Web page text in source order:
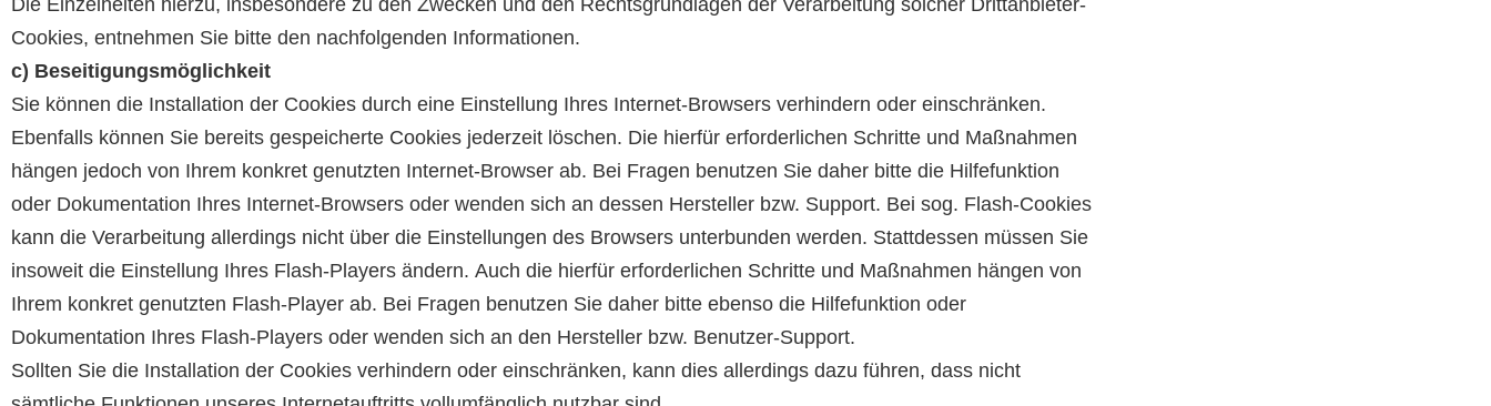
Die Einzelheiten hierzu, insbesondere zu den Zwecken und den Rechtsgrundlagen der Verarbeitung solcher Drittanbieter-
Cookies, entnehmen Sie bitte den nachfolgenden Informationen.
c) Beseitigungsmöglichkeit
Sie können die Installation der Cookies durch eine Einstellung Ihres Internet-Browsers verhindern oder einschränken.
Ebenfalls können Sie bereits gespeicherte Cookies jederzeit löschen. Die hierfür erforderlichen Schritte und Maßnahmen
hängen jedoch von Ihrem konkret genutzten Internet-Browser ab. Bei Fragen benutzen Sie daher bitte die Hilfefunktion
oder Dokumentation Ihres Internet-Browsers oder wenden sich an dessen Hersteller bzw. Support. Bei sog. Flash-Cookies
kann die Verarbeitung allerdings nicht über die Einstellungen des Browsers unterbunden werden. Stattdessen müssen Sie
insoweit die Einstellung Ihres Flash-Players ändern. Auch die hierfür erforderlichen Schritte und Maßnahmen hängen von
Ihrem konkret genutzten Flash-Player ab. Bei Fragen benutzen Sie daher bitte ebenso die Hilfefunktion oder
Dokumentation Ihres Flash-Players oder wenden sich an den Hersteller bzw. Benutzer-Support.
Sollten Sie die Installation der Cookies verhindern oder einschränken, kann dies allerdings dazu führen, dass nicht